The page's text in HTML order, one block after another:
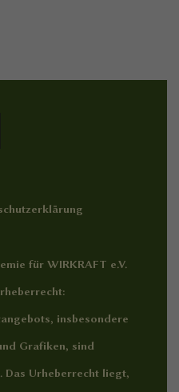
für WIRKRAFT e.V.
insbesondere
Grafiken, sind
Das Urheberrecht liegt,